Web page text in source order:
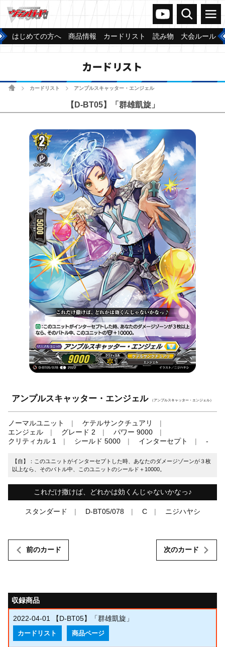
ヴァンガードch
検索 メニュー
はじめての方へ 商品情報 カードリスト 読み物 大会ルール
カードリスト
ホームカードリスト アンプルスキャッター・エンジェル
【D-BT05】「群雄凱旋」
アンプルスキャッター・エンジェル （アンプルスキャッター・エンジェル）
ノーマルユニット
ケテルサンクチュアリ
エンジェル
グレード 2
パワー 9000
クリティカル 1
シールド 5000 インターセプト -
【自】：このユニットがインターセプトした時、あなたのダメージゾーンが３枚
以上なら、そのバトル中、このユニットのシールド＋10000。
これだけ撒けば、どれかは効くんじゃないかなっ♪
スタンダード D-BT05/078 C ニジハヤシ
前のカード 次のカード
収録商品
2022-04-01 【D-BT05】「群雄凱旋」
カードリスト 商品ページ